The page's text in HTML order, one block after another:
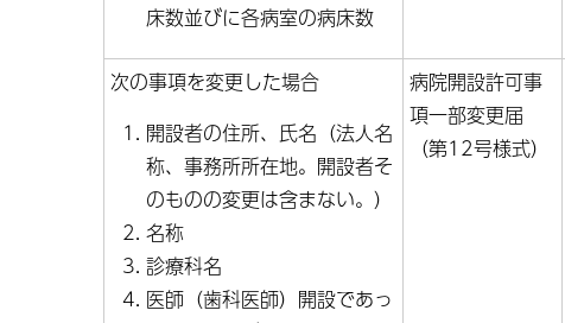
床数並びに各病室の病床数
次の事項を変更した場合
開設者の住所、氏名（法人名
称、事務所所在地。開設者そ
のものの変更は含まない。）
名称
診療科名
医師（歯科医師）開設であっ
病院開設許可事
項一部変更届
（第12号様式）